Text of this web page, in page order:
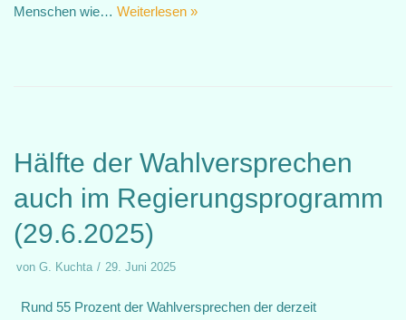
Menschen wie… Weiterlesen »
Hälfte der Wahlversprechen
auch im Regierungsprogramm
(29.6.2025)
von G. Kuchta 29. Juni 2025
Rund 55 Prozent der Wahlversprechen der derzeit